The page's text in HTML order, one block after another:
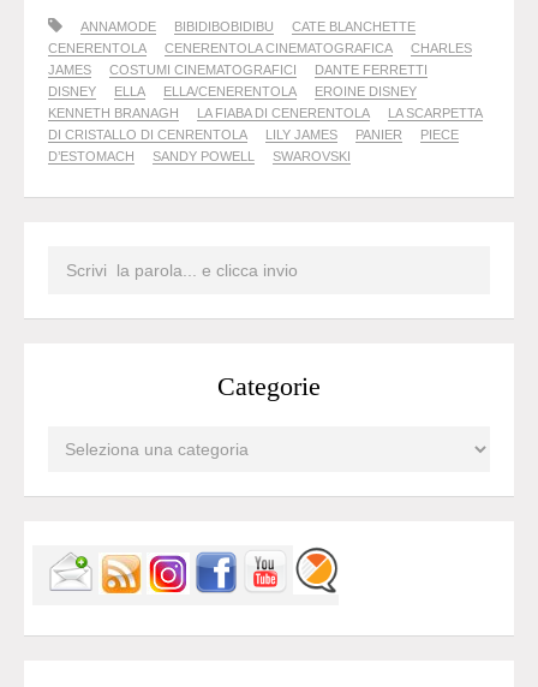
ANNAMODE BIBIDIBOBIDIBU
CATE BLANCHETTE
CENERENTOLA
CENERENTOLA CINEMATOGRAFICA
CHARLES
JAMES
COSTUMI CINEMATOGRAFICI
DANTE FERRETTI
DISNEY
ELLA ELLA/CENERENTOLA
EROINE DISNEY
KENNETH BRANAGH
LA FIABA DI CENERENTOLA
LA SCARPETTA
DI CRISTALLO DI CENRENTOLA
LILY JAMES PANIER
PIECE
D’ESTOMACH
SANDY POWELL SWAROVSKI
Categorie